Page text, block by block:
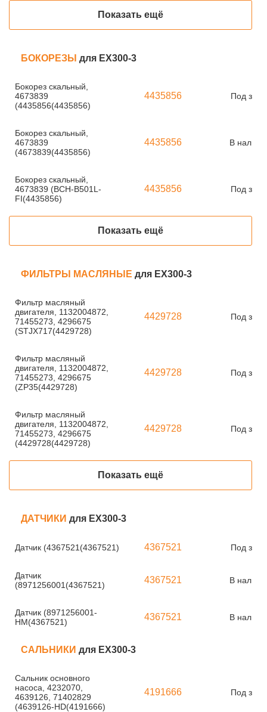
Показать ещё
БОКОРЕЗЫ для EX300-3
Бокорез скальный,
4673839
(4435856(4435856)
4435856 Под
Бокорез скальный,
4673839
(4673839(4435856)
4435856 В
Бокорез скальный,
4673839 (BCH-B501L-
FI(4435856)
4435856 Под
Показать ещё
ФИЛЬТРЫ МАСЛЯНЫЕ для EX300-3
Фильтр масляный
двигателя, 1132004872,
71455273, 4296675
(STJX717(4429728)
4429728 Под
Фильтр масляный
двигателя, 1132004872,
71455273, 4296675
(ZP35(4429728)
4429728 Под
Фильтр масляный
двигателя, 1132004872,
71455273, 4296675
(4429728(4429728)
4429728 Под
Показать ещё
ДАТЧИКИ для EX300-3
Датчик (4367521(4367521) 4367521 Под
Датчик
(8971256001(4367521)
4367521 В
Датчик (8971256001-
HM(4367521)
4367521 В
САЛЬНИКИ для EX300-3
Сальник основного
насоса, 4232070,
4639126, 71402829
(4639126-HD(4191666)
4191666 Под